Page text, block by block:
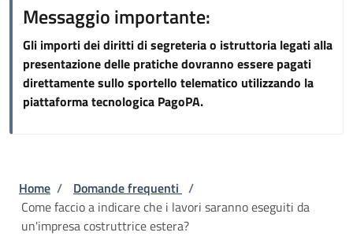
Messaggio importante:
Gli importi dei diritti di segreteria o istruttoria legati alla
presentazione delle pratiche dovranno essere pagati
direttamente sullo sportello telematico utilizzando la
piattaforma tecnologica PagoPA.
Briciole di pane
Home / Domande frequenti /
Come faccio a indicare che i lavori saranno eseguiti da
un'impresa costruttrice estera?